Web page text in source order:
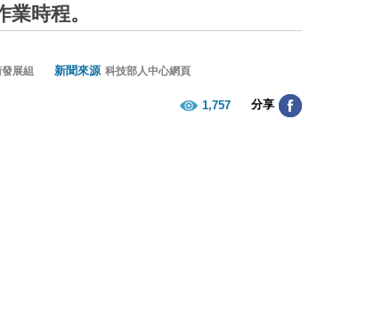
時程。
展組 新聞來源 科技部人中心網頁
1,757 分享